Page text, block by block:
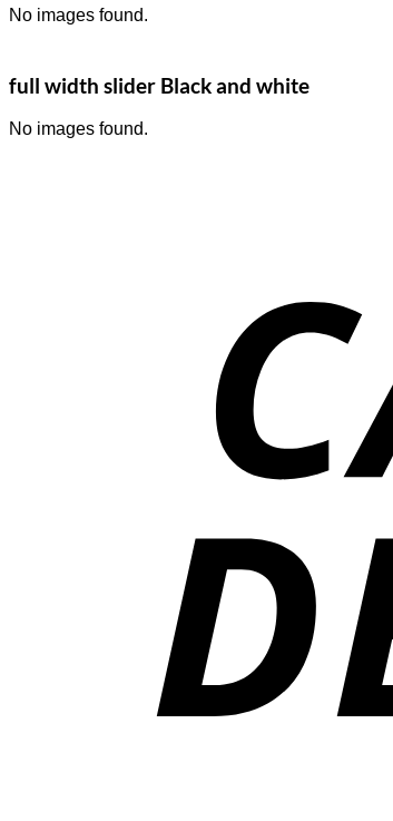
No images found.
full width slider Black and white
No images found.